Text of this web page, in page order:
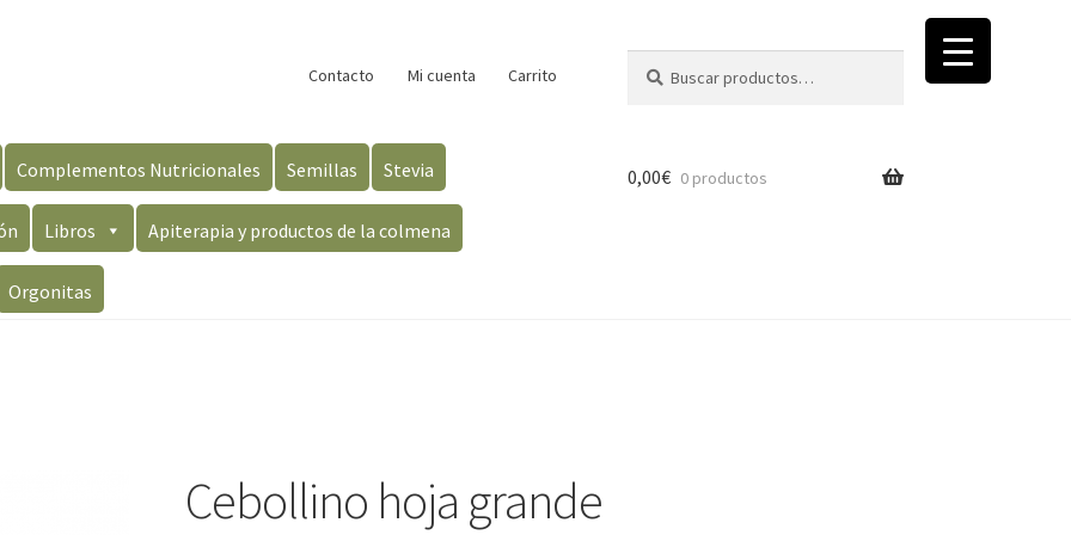
Contacto Mi cuenta Carrito
por:
Complementos Nutricionales Semillas Stevia
Libros Apiterapia y productos de la colmena
Orgonitas
0,00€ 0 productos
Cebollino hoja grande